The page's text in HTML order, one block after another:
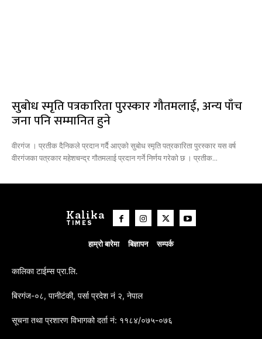
सुबोध स्मृति पत्रकारिता पुरस्कार गौतमलाई, अन्य पाँच
जना पनि सम्मानित हुने
वीरगंज । प्रतीक दैनिकले प्रदान गर्दै आएको सुबोध स्मृति पत्रकारिता पुरस्कार यस वर्ष
वीरगंजका पत्रकार महेशचन्द्र गौतमलाई प्रदान गर्ने निर्णय गरेको छ । प्रतीक...
Kalika
TIMES
हाम्रो बारेमा बिज्ञापन सम्पर्क
कालिका टाईम्स प्रा.लि.
बिरगंज-०८, पानीटंकी, पर्सा प्रदेश नं २, नेपाल
सूचना तथा प्रशारण विभागको दर्ता नं: ११८४/०७५-०७६